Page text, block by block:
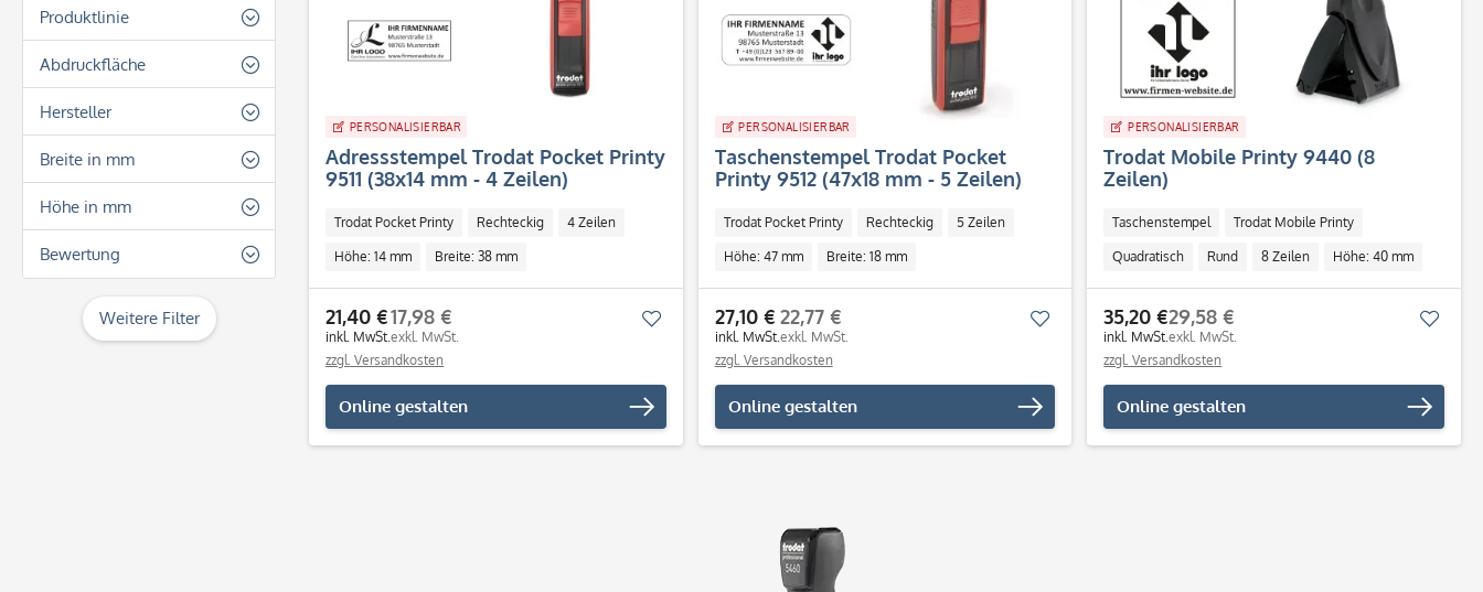
4 Zeilen
5 Zeilen
Produktlinie
Taschenstempel
Trodat Mobile Printy
Abdruckfläche
Quadratisch
Rechteckig
Hersteller
Trodat
Breite in mm
18
38
Höhe in mm
14
40
47
Bewertung
& mehr
Weitere Filter
PERSONALISIERBAR
Adressstempel Trodat Pocket Printy
9511 (38x14 mm - 4 Zeilen)
Trodat Pocket Printy Rechteckig 4 Zeilen
Höhe: 14 mm Breite: 38 mm
21,40 €
inkl. MwSt.
17,98 €
exkl. MwSt.
zzgl. Versandkosten
Online gestalten
Merken
PERSONALISIERBAR
Taschenstempel Trodat Pocket
Printy 9512 (47x18 mm - 5 Zeilen)
Trodat Pocket Printy Rechteckig 5 Zeilen
Höhe: 47 mm Breite: 18 mm
27,10 €
inkl. MwSt.
22,77 €
exkl. MwSt.
zzgl. Versandkosten
Online gestalten
Merken
PERSONALISIERBAR
Trodat Mobile Printy 9440 (8
Zeilen)
Taschenstempel Trodat Mobile Printy
Quadratisch Rund 8 Zeilen Höhe: 40 mm
Breite: 40 mm Adressstempel Individuell
35,20 €
inkl. MwSt.
29,58 €
exkl. MwSt.
zzgl. Versandkosten
Online gestalten